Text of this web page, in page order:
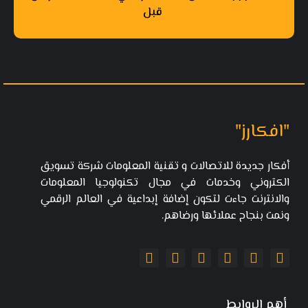
قبل
"افكارز"
أفكار جديدة للاتصالات و تقنية المعلومات شركة تسويق
الكتروني وخدمات في مجال تكنولوجيا المعلومات
والانترنت جاءت لتكون إضافة إبداعية في العالم الرقمي
ونمت بنجاح عملائها ورضاهم.